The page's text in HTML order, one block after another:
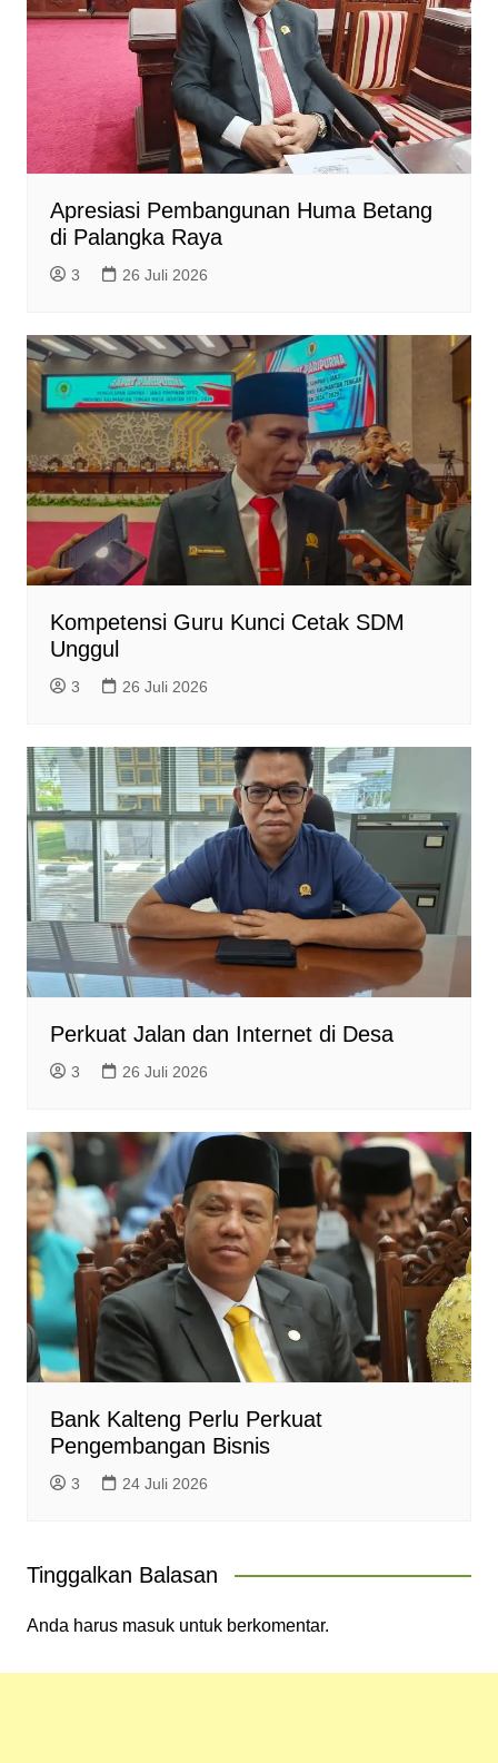
Apresiasi Pembangunan Huma Betang
di Palangka Raya
3 26 Juli 2026
Kompetensi Guru Kunci Cetak SDM
Unggul
3 26 Juli 2026
Perkuat Jalan dan Internet di Desa
3 26 Juli 2026
Bank Kalteng Perlu Perkuat
Pengembangan Bisnis
3 24 Juli 2026
Tinggalkan Balasan
Anda harus masukuntuk berkomentar.